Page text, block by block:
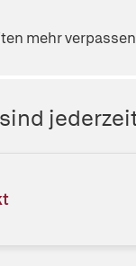
mehr verpassen